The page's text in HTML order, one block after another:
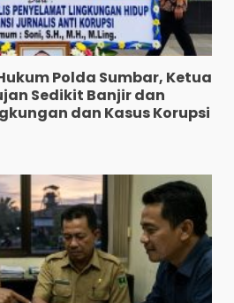
Polda Sumbar, Ketua
Sedikit Banjir dan
dan Kasus Korupsi